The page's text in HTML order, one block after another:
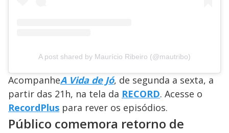
A post shared by Maurício Ribeiro (@mautribo)
AcompanheA Vida de Jó, de segunda a sexta, a
partir das 21h, na tela da RECORD. Acesse o
RecordPlus para rever os episódios.
Público comemora retorno de